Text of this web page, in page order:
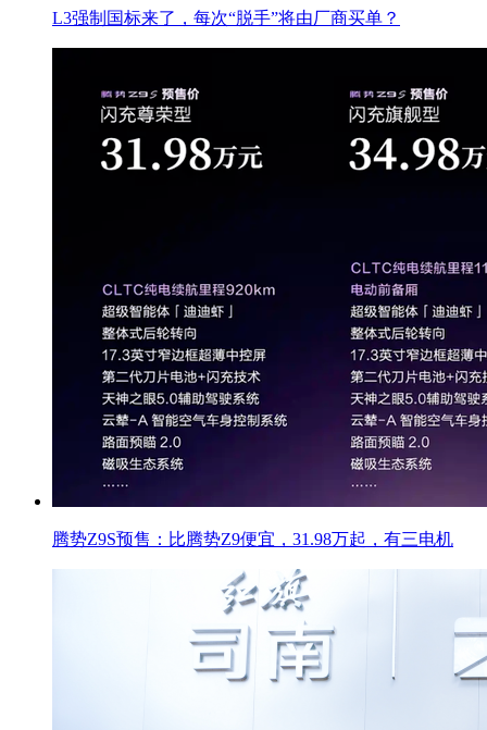
L3强制国标来了，每次“脱手”将由厂商买单？
腾势Z9S预售：比腾势Z9便宜，31.98万起，有三电机